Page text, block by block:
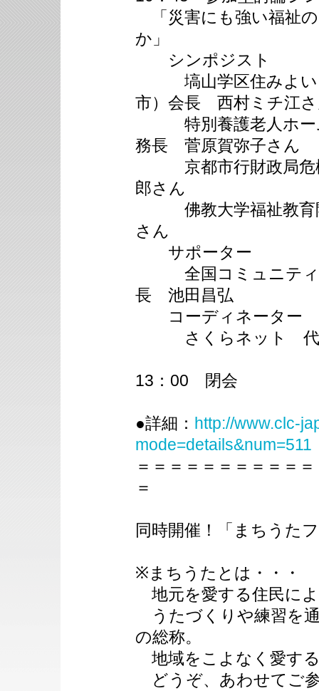
「災害にも強い福祉
か」
シンポジスト
塙山学区住みよいま
市）会長 西村ミチ江
特別養護老人ホー
務長 菅原賀弥子さん
京都市行財政局危
郎さん
佛教大学福祉教育
さん
サポーター
全国コミュニティ
長 池田昌弘
コーディネーター
さくらネット 代
13：00 閉会
●詳細： http://www.clc-
mode=details&num=511
＝＝＝＝＝＝＝＝＝＝
＝
同時開催！「まちうた
※まちうたとは・・・
地元を愛する住民に
うたづくりや練習を
の総称。
地域をこよなく愛す
どうぞ、あわせてご